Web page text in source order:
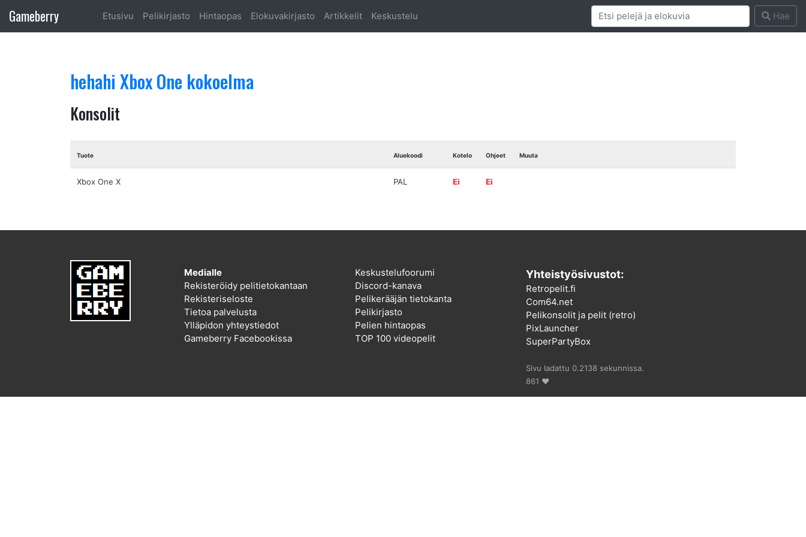
Gameberry Etusivu Pelikirjasto Hintaopas Elokuvakirjasto Artikkelit Keskustelu Hae
hehahi Xbox One kokoelma
Konsolit
Tuote Aluekoodi Kotelo Ohjeet Muuta
Xbox One X PAL Ei Ei
Medialle
Rekisteröidy pelitietokantaan
Rekisteriseloste
Tietoa palvelusta
Ylläpidon yhteystiedot
Gameberry Facebookissa
Keskustelufoorumi
Discord-kanava
Pelikerääjän tietokanta
Pelikirjasto
Pelien hintaopas
TOP 100 videopelit
Yhteistyösivustot:
Retropelit.fi
Com64.net
Pelikonsolit ja pelit (retro)
PixLauncher
SuperPartyBox
Sivu ladattu 0.2138 sekunnissa.
861 ♥